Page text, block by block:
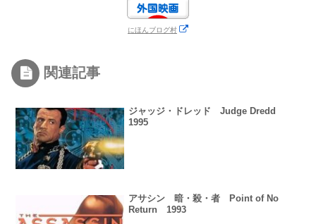
にほんブログ村
関連記事
ジャッジ・ドレッド Judge Dredd
1995
アサシン 暗・殺・者 Point of No
Return 1993